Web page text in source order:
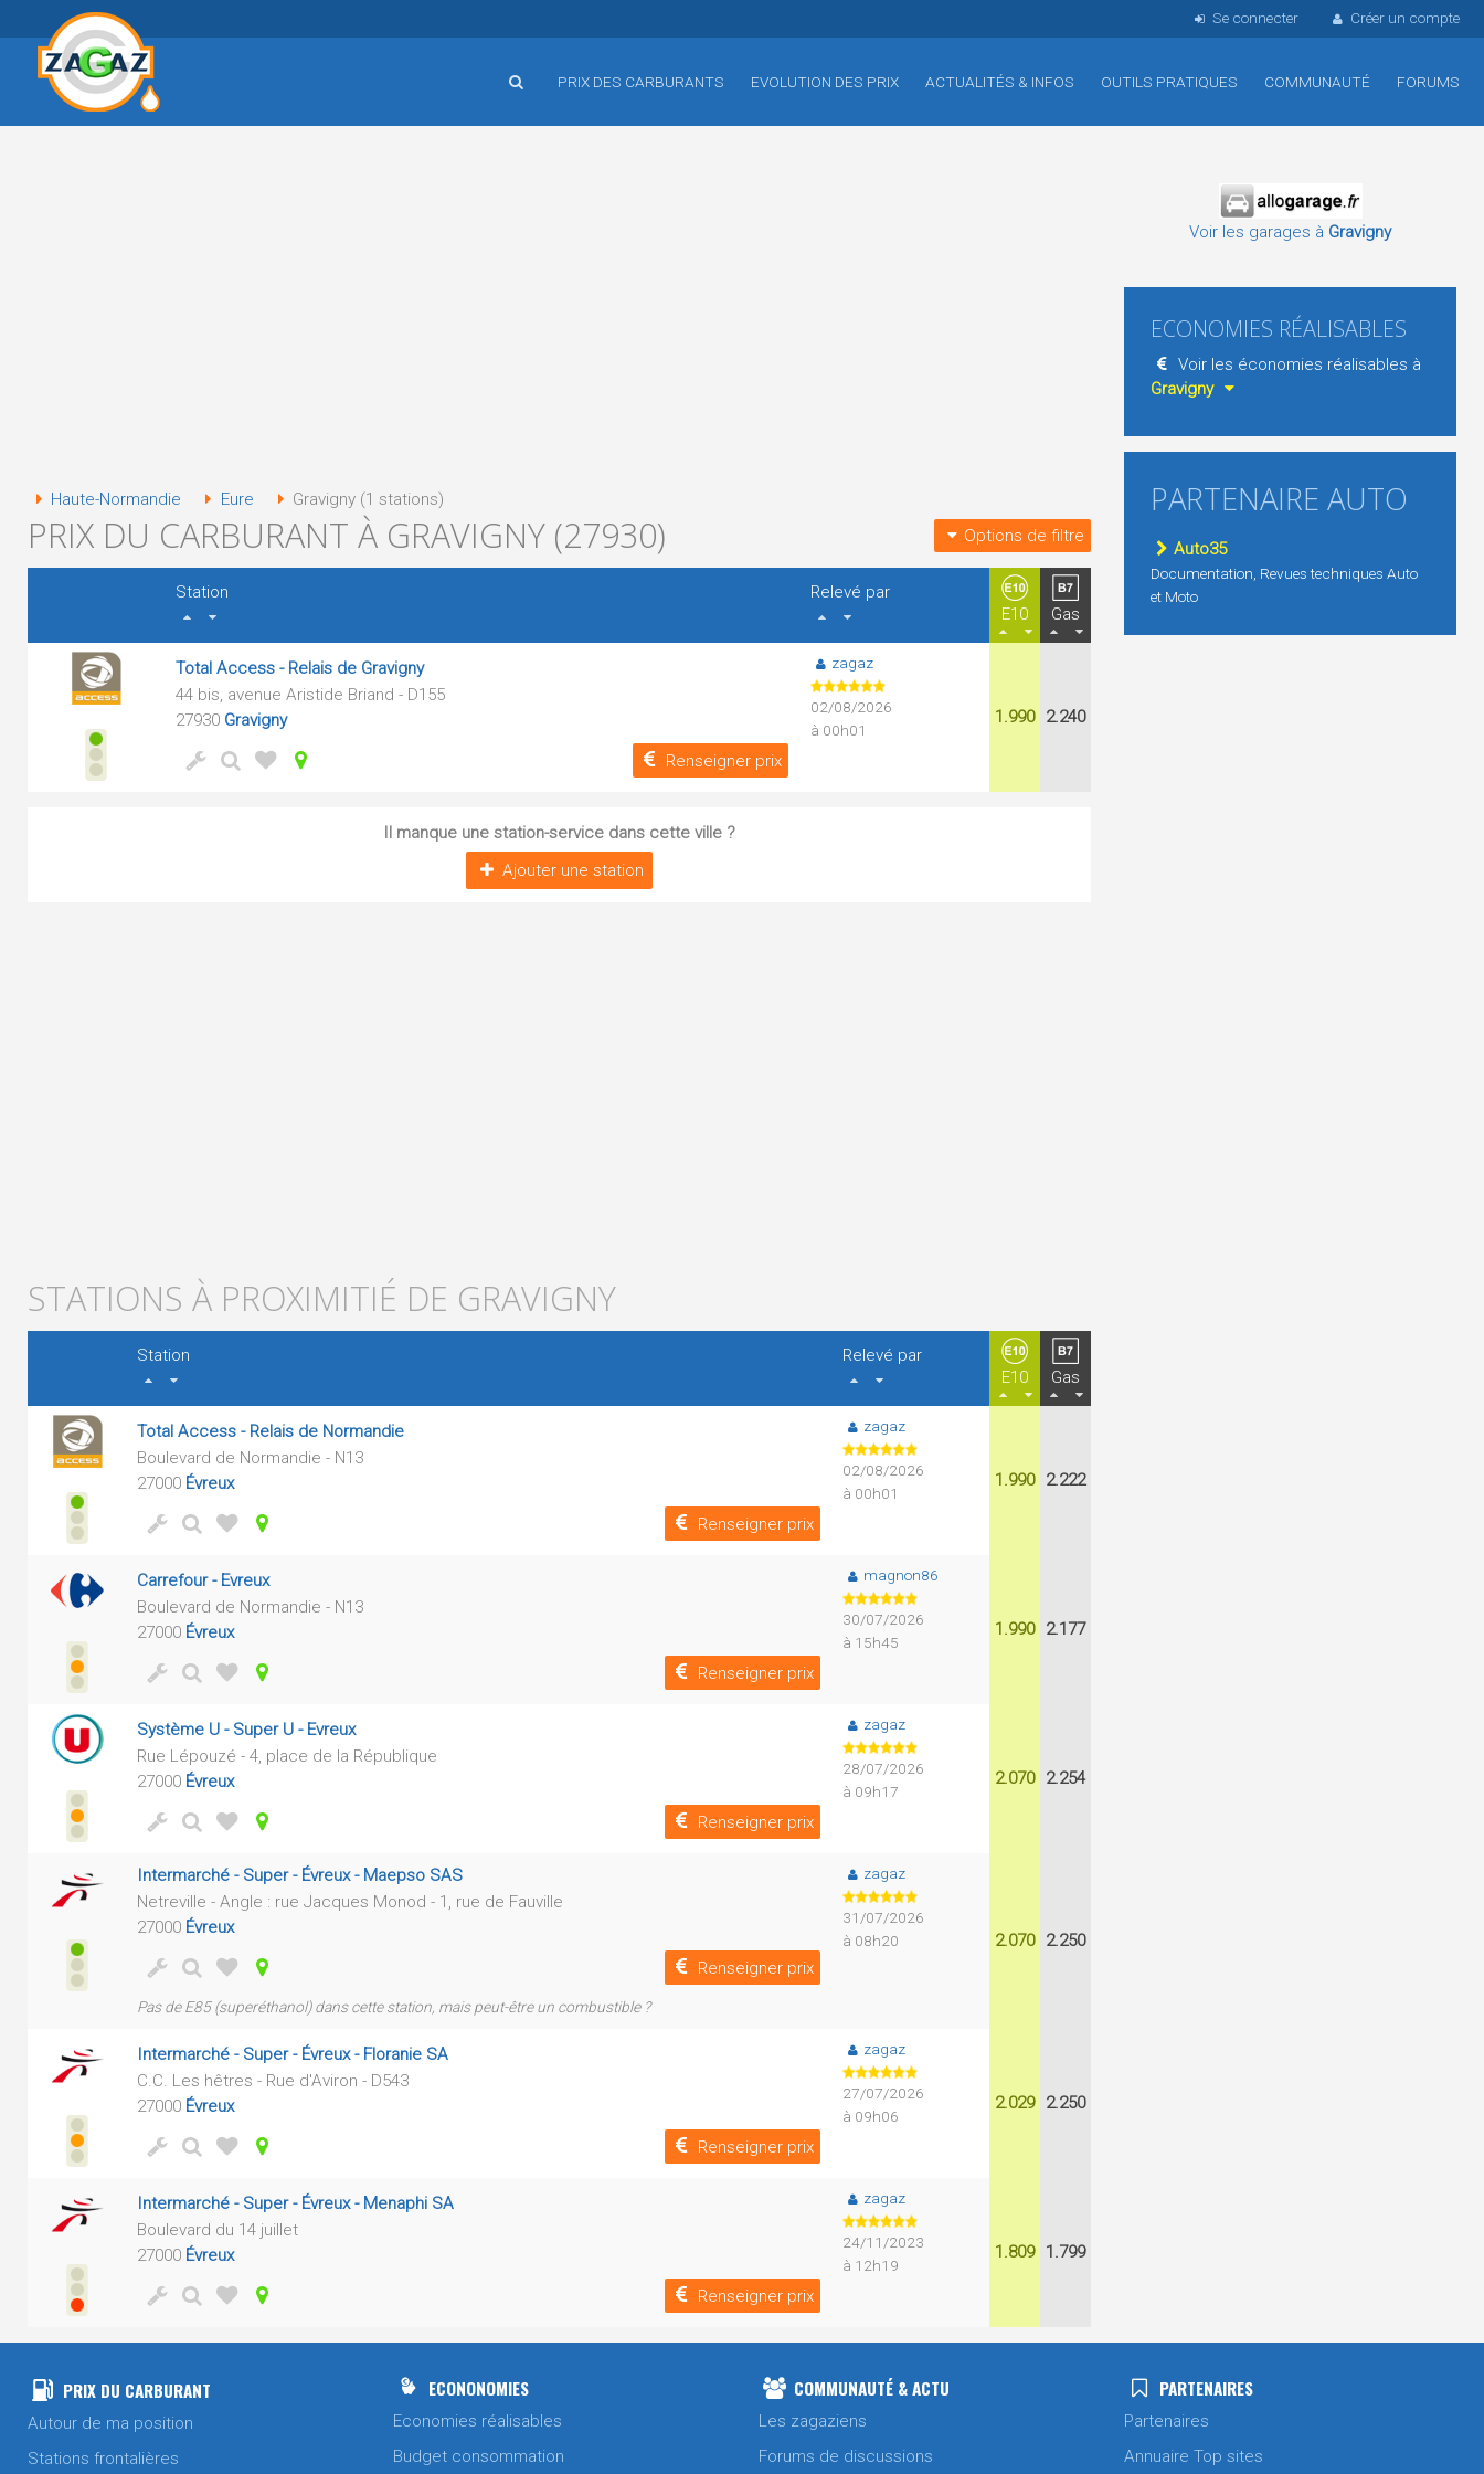
Se connecter Créer un compte
PRIX DES CARBURANTS EVOLUTION DES PRIX ACTUALITÉS & INFOS OUTILS PRATIQUES COMMUNAUTÉ FORUMS
Haute-Normandie Eure Gravigny (1 stations)
PRIX DU CARBURANT À GRAVIGNY (27930) Options de filtre
Station
Relevé par
E10
Gas
Total Access - Relais de Gravigny
44 bis, avenue Aristide Briand - D155
27930 Gravigny
Renseigner prix
zagaz
02/08/2026
à 00h01
1.990 2.240
Il manque une station-service dans cette ville ?
Ajouter une station
STATIONS À PROXIMITIÉ DE GRAVIGNY
Station
Relevé par
E10
Gas
Total Access - Relais de Normandie
Boulevard de Normandie - N13
27000 Évreux
Renseigner prix
zagaz
02/08/2026
à 00h01
1.990 2.222
Carrefour - Evreux
Boulevard de Normandie - N13
27000 Évreux
Renseigner prix
magnon86
30/07/2026
à 15h45
1.990 2.177
Système U - Super U - Evreux
Rue Lépouzé - 4, place de la République
27000 Évreux
Renseigner prix
zagaz
28/07/2026
à 09h17
2.070 2.254
Intermarché - Super - Évreux - Maepso SAS
Netreville - Angle : rue Jacques Monod - 1, rue de Fauville
27000 Évreux
Renseigner prix
Pas de E85 (superéthanol) dans cette station, mais peut-être un combustible ?
zagaz
31/07/2026
à 08h20
2.070 2.250
Intermarché - Super - Évreux - Floranie SA
C.C. Les hêtres - Rue d'Aviron - D543
27000 Évreux
Renseigner prix
zagaz
27/07/2026
à 09h06
2.029 2.250
Intermarché - Super - Évreux - Menaphi SA
Boulevard du 14 juillet
27000 Évreux
Renseigner prix
zagaz
24/11/2023
à 12h19
1.809 1.799
Voir les garages à Gravigny
ECONOMIES RÉALISABLES
Voir les économies réalisables à
Gravigny
PARTENAIRE AUTO
Auto35
Documentation, Revues techniques Auto
et Moto
PRIX DU CARBURANT
Autour de ma position
Stations frontalières
ECONONOMIES
Economies réalisables
Budget consommation
COMMUNAUTÉ & ACTU
Les zagaziens
Forums de discussions
PARTENAIRES
Partenaires
Annuaire Top sites